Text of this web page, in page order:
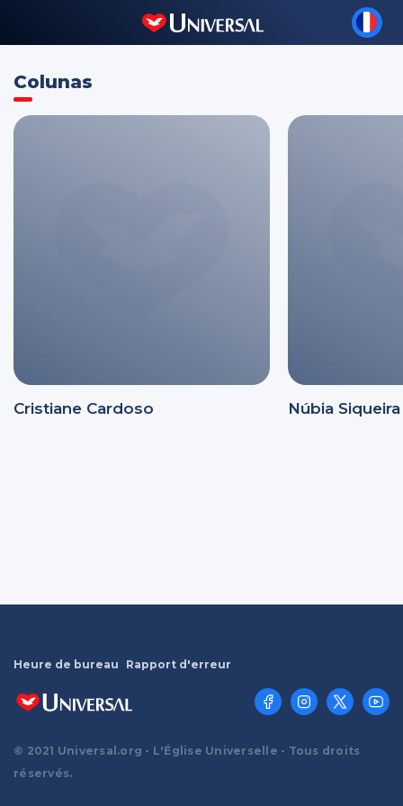
Colunas
Cristiane Cardoso Núbia Siqueira
© 2021 Universal.org - L'Église Universelle - Tous droits
réservés.
Heure de bureau Rapport d'erreur